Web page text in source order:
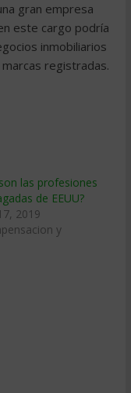
gran empresa
este cargo podría
inmobiliarios
registradas.
las profesiones
de EEUU?
2019
y